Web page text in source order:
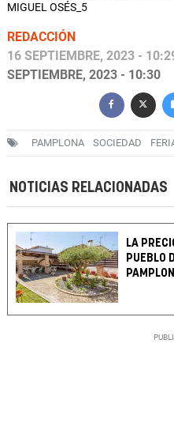
MIGUEL OSÉS_5
REDACCIÓN
16 SEPTIEMBRE, 2023 -
SEPTIEMBRE, 2023 - 10:30
PAMPLONA SOCIEDAD
NOTICIAS RELACIONADAS
LA
PUEBLO